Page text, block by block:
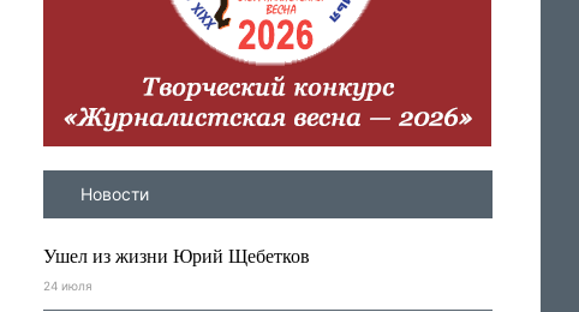
Новости
Ушел из жизни Юрий Щебетков
24 июля